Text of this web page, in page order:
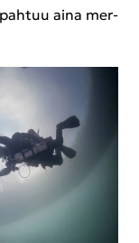
aina mer­